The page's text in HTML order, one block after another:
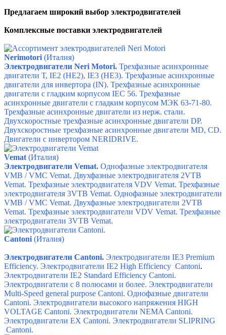
Предлагаем широкий выбор электродвигателей
Комплексные поставки электродвигателей
Nerimotori(Италия)
Электродвигатели Neri Motori. Трехфазные асинхронные
двигатели Т, IE2 (HE2), IE3 (HE3). Трехфазные асинхронные
двигатели для инвертора (IN). Трехфазные асинхронные
двигатели с гладким корпусом IEC 56. Трехфазные
асинхронные двигатели с гладким корпусом МЭК 63-71-80.
Трехфазные асинхронные двигатели из нерж. стали.
Двухскоростные трехфазные асинхронные двигатели DP.
Двухскоростные трехфазные асинхронные двигатели МD, СD.
Двигатели с инвертором NERIDRIVE.
Vemat(Италия)
Электродвигатели Vemat. Однофазные электродвигателя
VMB / VMC Vemat. Двухфазные электродвигателя 2VTB
Vemat. Трехфазные электродвигателя VDV Vemat. Трехфазные
электродвигателя 3VTB Vemat. Однофазные электродвигатели
VMB / VMC Vemat. Двухфазные электродвигатели 2VTB
Vemat. Трехфазные электродвигатели VDV Vemat. Трехфазные
электродвигатели 3VTB Vemat.
Сantoni(Италия)
Электродвигатели Cantoni. Электродвигатели IE3 Premium
Efficiency. Электродвигатели IE2 High Efficiency Cantoni.
Электродвигатели IE2 Standard Efficiency Cantoni.
Электродвигатели с 8 полюсами и более. Электродвигатели
Multi-Speed general purpose Cantoni. Однофазные двигатели
Cantoni. Электродвигатели высокого напряжения HIGH
VOLTAGE Cantoni. Электродвигатели NEMA Cantoni.
Электродвигатели ЕХ Cantoni. Электродвигатели SLIPRING
Cantoni.